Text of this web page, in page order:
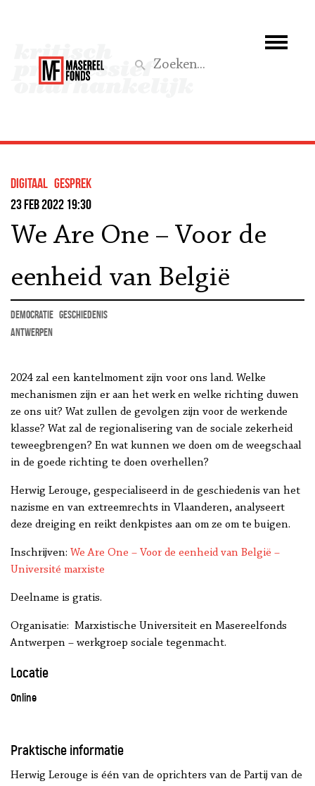
Wat we doen
Aktief
Digitaal gesprek
23 feb 2022 19:30
We Are One – Voor de
eenheid van België
democratie geschiedenis
Antwerpen
2024 zal een kantelmoment zijn voor ons land. Welke
mechanismen zijn er aan het werk en welke richting duwen
ze ons uit? Wat zullen de gevolgen zijn voor de werkende
klasse? Wat zal de regionalisering van de sociale zekerheid
teweegbrengen? En wat kunnen we doen om de weegschaal
in de goede richting te doen overhellen?
Herwig Lerouge, gespecialiseerd in de geschiedenis van het
nazisme en van extreemrechts in Vlaanderen, analyseert
deze dreiging en reikt denkpistes aan om ze om te buigen.
Inschrijven: We Are One – Voor de eenheid van België –
Université marxiste
Deelname is gratis.
Organisatie: Marxistische Universiteit en Masereelfonds
Antwerpen – werkgroep sociale tegenmacht.
Locatie
Online
Praktische informatie
Herwig Lerouge is één van de oprichters van de Partij van de